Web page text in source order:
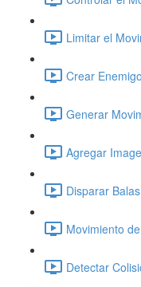
Limitar el
Crear
Generar
Agregar
Disparar
Movimiento
Detectar